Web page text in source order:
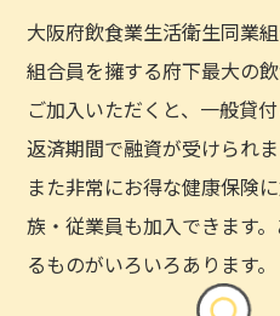
大阪府飲食業生活衛生同業
組合員を擁する府下最大の
ご加入いただくと、一般貸
返済期間で融資が受けられま
また非常にお得な健康保険
族・従業員も加入できます
るものがいろいろあります。